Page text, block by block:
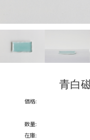
青白
価格:
数量:
在庫: